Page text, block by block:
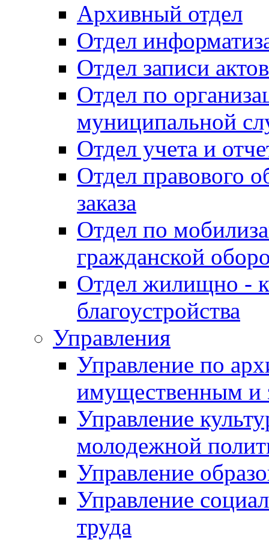
Архивный отдел
Отдел
Отдел записи
Отдел по
муниципальной
Отдел учета и
Отдел правового
заказа
Отдел по
гражданской
Отдел жилищно -
благоустройства
Управления
Управление по
имущественным и
Управление
молодежной
Управление
Управление
труда